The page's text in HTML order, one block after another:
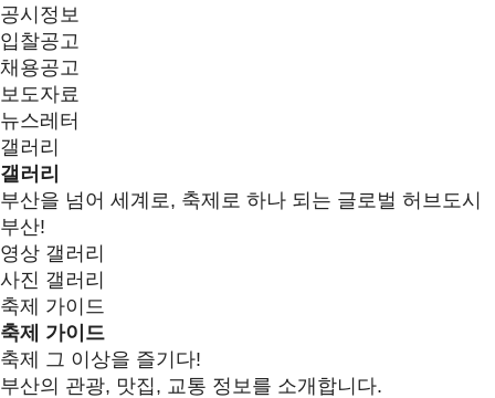
공시정보
입찰공고
채용공고
보도자료
뉴스레터
갤러리
갤러리
부산을 넘어 세계로, 축제로 하나 되는 글로벌 허브도시
부산!
영상 갤러리
사진 갤러리
축제 가이드
축제 가이드
축제 그 이상을 즐기다!
부산의 관광, 맛집, 교통 정보를 소개합니다.